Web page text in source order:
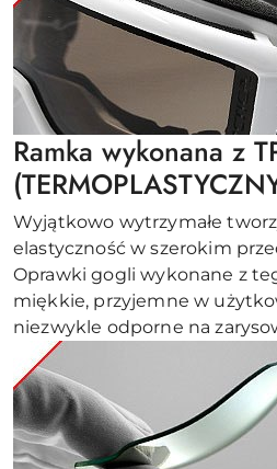
Ramka wykonana z
Wyjątkowo wytrzymałe
elastyczność w szerokim
Oprawki gogli wykonane z
miękkie, przyjemne w
niezwykle odporne na